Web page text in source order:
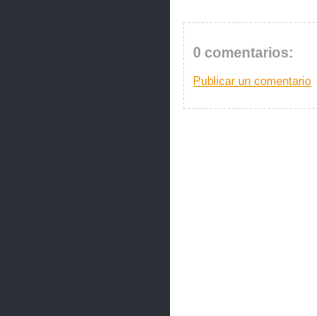
0 comentarios:
Publicar un comentario